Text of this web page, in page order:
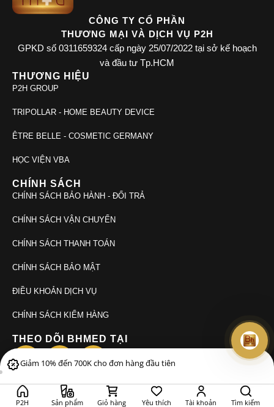
CÔNG TY CỔ PHẦN
THƯƠNG MẠI VÀ DỊCH VỤ P2H
GPKD số 0311659324 cấp ngày 25/07/2022 tại sở kế hoạch
và đầu tư Tp.HCM
THƯƠNG HIỆU
P2H GROUP
TRIPOLLAR - HOME BEAUTY DEVICE
ÊTRE BELLE - COSMETIC GERMANY
HỌC VIỆN VBA
CHÍNH SÁCH
CHÍNH SÁCH BẢO HÀNH - ĐỔI TRẢ
CHÍNH SÁCH VẬN CHUYỂN
CHÍNH SÁCH THANH TOÁN
CHÍNH SÁCH BẢO MẬT
ĐIỀU KHOẢN DỊCH VỤ
CHÍNH SÁCH KIỂM HÀNG
THEO DÕI BHMED TẠI
© 2026. Bhmed
Giảm 10% đến 700K cho đơn hàng đầu tiên
P2H Sản phẩm Giỏ hàng Yêu thích Tài khoản Tìm kiếm